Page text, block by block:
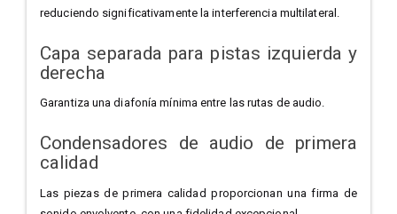
reduciendo significativamente la interferencia multilateral.
Capa separada para pistas izquierda y
derecha
Garantiza una diafonía mínima entre las rutas de audio.
Condensadores de audio de primera
calidad
Las piezas de primera calidad proporcionan una firma de